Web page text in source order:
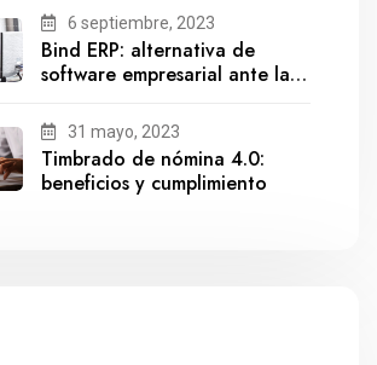
6 septiembre, 2023
Bind ERP: alternativa de
software empresarial ante la
31 mayo, 2023
Timbrado de nómina 4.0:
beneficios y cumplimiento